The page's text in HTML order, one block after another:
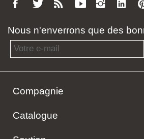
Nous n'enverrons que des
Email address
Compagnie
Catalogue